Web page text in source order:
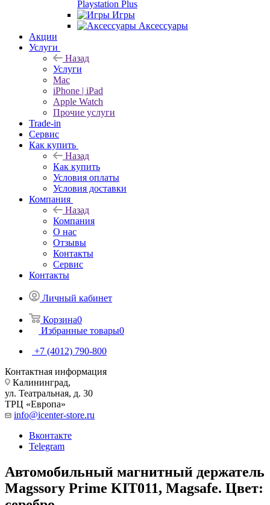
Playstation Plus
Игры
Аксессуары
Акции
Услуги
Назад
Услуги
Mac
iPhone | iPad
Apple Watch
Прочие услуги
Trade-in
Сервис
Как купить
Назад
Как купить
Условия оплаты
Условия доставки
Компания
Назад
Компания
О нас
Отзывы
Контакты
Сервис
Контакты
Личный кабинет
Корзина0
Избранные товары0
+7 (4012) 790-800
Контактная информация
Калининград,
ул. Театральная, д. 30
ТРЦ «Европа»
info@icenter-store.ru
Вконтакте
Telegram
Автомобильный магнитный держатель
Magssory Prime KIT011, Magsafe. Цвет: